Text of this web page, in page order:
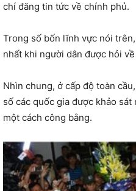
chí đăng tin tức về chính phủ.
Trong số bốn lĩnh vực nói
nhất khi người dân được hỏi
Nhìn chung, ở cấp độ toàn
số các quốc gia được khảo
một cách công bằng.